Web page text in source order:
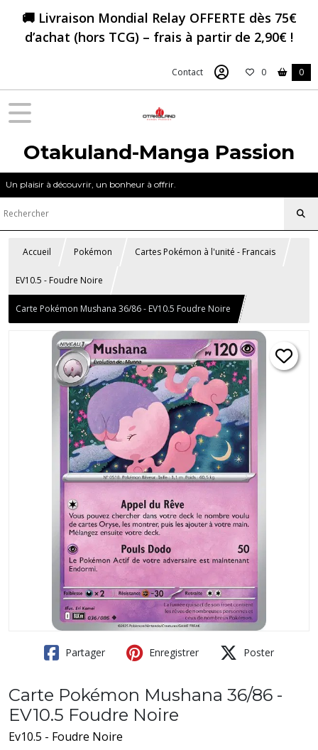
🚚 Livraison Mondial Relay OFFERTE dès 75€
d’achat (hors TCG) – frais à partir de 2,90€ !
Contact 0 0
Otakuland-Manga Passion
Un plaisir à découvrir, un bonheur à offrir.
Accueil Pokémon Cartes Pokémon à l'unité - Francais
EV10.5 - Foudre Noire
Carte Pokémon Mushana 36/86 - EV10.5 Foudre Noire
Partager Enregistrer Poster
Carte Pokémon Mushana 36/86 -
EV10.5 Foudre Noire
Ev10.5 - Foudre Noire